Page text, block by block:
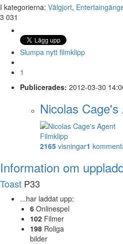
I kategorierna: Välgjort,
3 031
Slumpa nytt filmklipp
1
Publicerades: 2012-03-30
Nicolas Cage's
Filmklipp
2165 visningar1
Information om
Toast P33
...har laddat upp:
6 Onlinespel
102 Filmer
198 Roliga
bilder